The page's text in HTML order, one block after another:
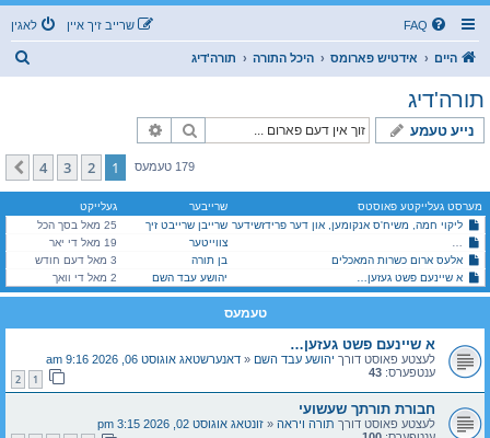
FAQ לאגין שרייב זיך איין
היים אידטיש פארומס היכל התורה תורה'דיג
תורה'דיג
נייע טעמע זוך
179 טעמעס 1
2
3
4
קומענדיגע
מערסט געלייקטע פאוסטס שרייבער
געלייקט
ליקוי חמה, משיח'ס אנקומען, און דער פרידזשידער שרייבן שרייבט זיך
25 מאל בסך הכל
האב נישט מורא פאר קיין עונש! בעט נישט איבער אזויפיל דעם אויבערשטען!
צווייטער
19 מאל די יאר
אלעס ארום כשרות המאכלים
בן תורה
3 מאל דעם חודש
א שיינעם פשט געזען…
יהושע עבד השם 2 מאל די וואך
טעמעס
א שיינעם פשט געזען…
לעצטע פאוסט דורך יהושע עבד השם « דאנערשטאג אוגוסט 06, 2026 9:16 am
ענטפערס: 43
1
2
חבורת תורתך שעשועי
לעצטע פאוסט דורך תורה ויראה « זונטאג אוגוסט 02, 2026 3:15 pm